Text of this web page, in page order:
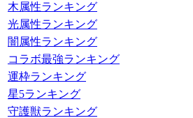
木属性ランキング
光属性ランキング
闇属性ランキング
コラボ最強ランキング
運枠ランキング
星5ランキング
守護獣ランキング